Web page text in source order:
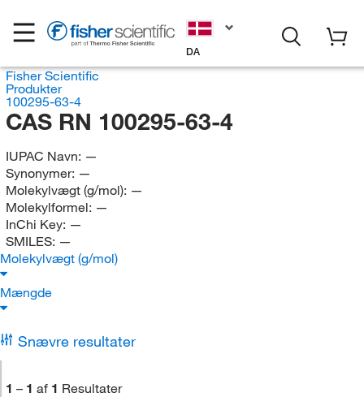
DA
Fisher Scientific
Produkter
100295-63-4
CAS RN 100295-63-4
IUPAC Navn: —
Synonymer: —
Molekylvægt (g/mol): —
Molekylformel: —
InChi Key: —
SMILES: —
Molekylvægt (g/mol)
Mængde
Snævre resultater
1 – 1 af 1 Resultater